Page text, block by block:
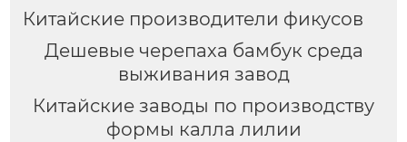
Китайские производители фикусов
Дешевые черепаха бамбук среда
выживания завод
Китайские заводы по производству
формы калла лилии